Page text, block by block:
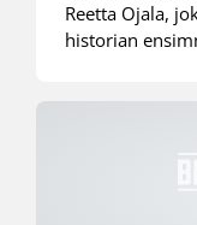
Reetta Ojala,
historian